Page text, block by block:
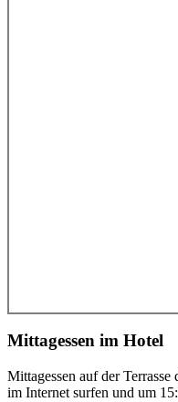
Mittagessen im Hotel
Mittagessen auf der
im Internet surfen und um